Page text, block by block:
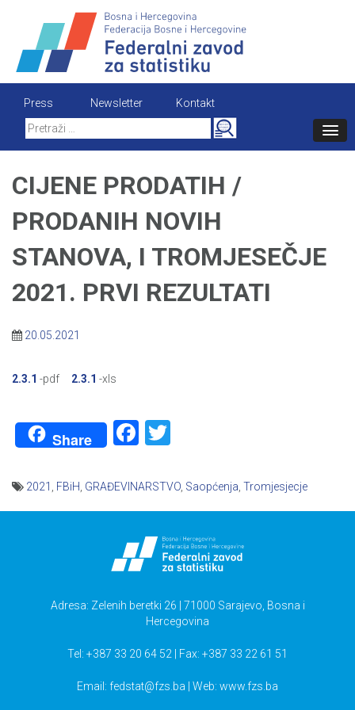
content
Press Newsletter
Kontakt
Search
for:
CIJENE PRODATIH /
PRODANIH NOVIH
STANOVA, I TROMJESEČJE
2021. PRVI REZULTATI
20.05.2021
2.3.1 -pdf 2.3.1 -xls
Share Facebook
2021 FBiH GRAĐEVINARSTVO Saopćenja Tromjesjecje
Adresa: Zelenih beretki 26 | 71000 Sarajevo, Bosna i
Hercegovina
Tel: +387 33 20 64 52 | Fax: +387 33 22 61 51
Email: fedstat@fzs.ba | Web: www.fzs.ba